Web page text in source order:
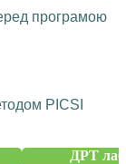
програмою
PICSI
ДРТ